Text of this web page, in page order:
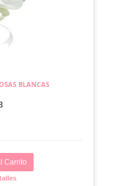
BLANCAS
Carrito